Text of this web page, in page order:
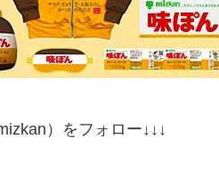
）をフォロー↓↓↓